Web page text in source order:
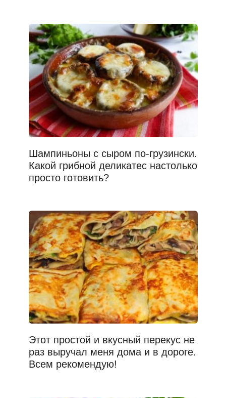
Шампиньоны с сыром по-грузински.
Какой грибной деликатес настолько
просто готовить?
Этот простой и вкусный перекус не
раз выручал меня дома и в дороге.
Всем рекомендую!